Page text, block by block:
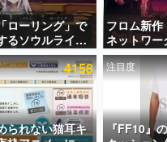
情報
特集一覧
殿堂入り記事
SNS拡散数が数千以上！ ページビ
ど。多くの人々に読まれた、電ファ
ローリング」で
るソウルライク
早川さんはソウ
公開。返事に失
DIED」
フロム新
ネットワー
が8月7日
トのマイペ
テスト実
4158
られない猫耳キ
注目度
『FF10』